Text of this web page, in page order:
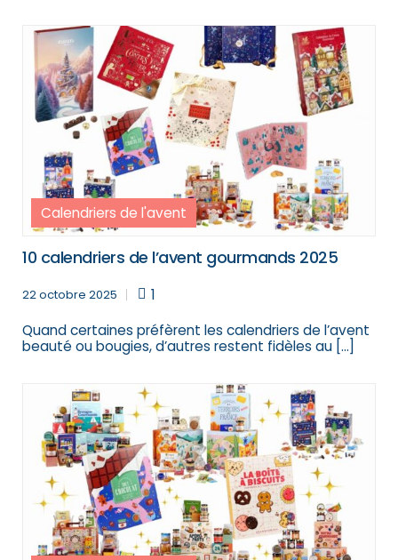
Calendriers de l'avent
10 calendriers de l’avent gourmands 2025
22 octobre 2025
1
Quand certaines préfèrent les calendriers de l’avent
beauté ou bougies, d’autres restent fidèles au […]